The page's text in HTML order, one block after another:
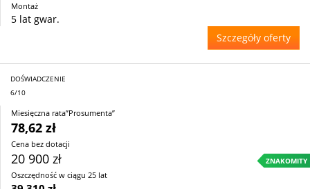
Montaż
5 lat gwar.
Szczegóły oferty
DOŚWIADCZENIE
6/10
Miesięczna rata”Prosumenta”
78,62 zł
Cena bez dotacji
20 900 zł ZNAKOMITY
Oszczędność w ciągu 25 lat